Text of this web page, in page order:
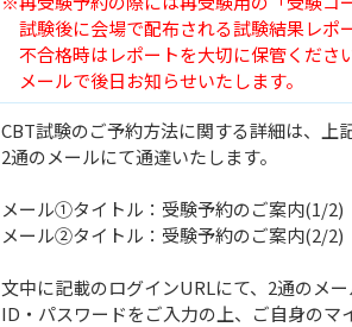
試験後に会場で配布される試験結果レポ
不合格時はレポートを大切に保管くださ
メールで後日お知らせいたします。
CBT試験のご予約方法に関する詳細は、上
2通のメールにて通達いたします。
メール①タイトル：受験予約のご案内(1/
メール②タイトル：受験予約のご案内(2/
文中に記載のログインURLにて、2通のメ
ID・パスワードをご入力の上、ご自身のマ